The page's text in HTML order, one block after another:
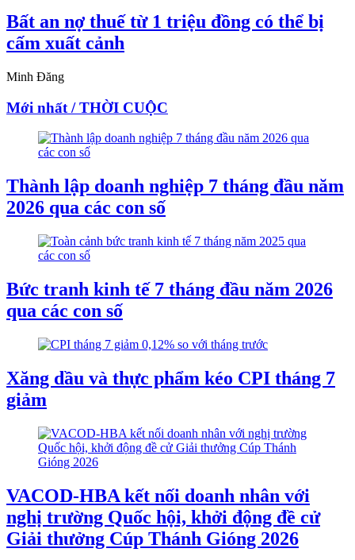
Bất an nợ thuế từ 1 triệu đồng có thể bị
cấm xuất cảnh
Minh Đăng
Mới nhất / THỜI CUỘC
Thành lập doanh nghiệp 7 tháng đầu năm
2026 qua các con số
Bức tranh kinh tế 7 tháng đầu năm 2026
qua các con số
Xăng dầu và thực phẩm kéo CPI tháng 7
giảm
VACOD-HBA kết nối doanh nhân với
nghị trường Quốc hội, khởi động đề cử
Giải thưởng Cúp Thánh Gióng 2026